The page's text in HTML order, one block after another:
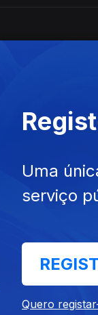
da
da
Uma
serviço
Quero